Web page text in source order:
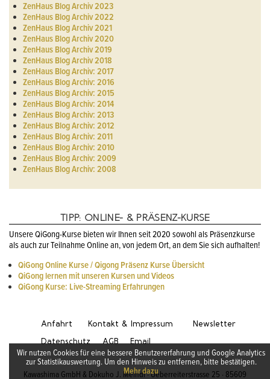
ZenHaus Blog Archiv 2023
ZenHaus Blog Archiv 2022
ZenHaus Blog Archiv 2021
ZenHaus Blog Archiv 2020
ZenHaus Blog Archiv 2019
ZenHaus Blog Archiv 2018
ZenHaus Blog Archiv: 2017
ZenHaus Blog Archiv: 2016
ZenHaus Blog Archiv: 2015
ZenHaus Blog Archiv: 2014
ZenHaus Blog Archiv: 2013
ZenHaus Blog Archiv: 2012
ZenHaus Blog Archiv: 2011
ZenHaus Blog Archiv: 2010
ZenHaus Blog Archiv: 2009
ZenHaus Blog Archiv: 2008
TIPP: ONLINE- & PRÄSENZ-KURSE
Unsere QiGong-Kurse bieten wir Ihnen seit 2020 sowohl als Präsenzkurse
als auch zur Teilnahme Online an, von jedem Ort, an dem Sie sich aufhalten!
QiGong Online Kurse / Qigong Präsenz Kurse Übersicht
QiGong lernen mit unseren Kursen und Videos
QiGong Kurse: Live-Streaming Erfahrungen
Anfahrt Kontakt & Impressum
Newsletter
Datenschutz
AGB Email
Kawashima GmbH & Dokuho J. Meindl · Ueberreiterstrasse 25 · 85609
Wir nutzen Cookies für eine bessere Benutzererfahrung und Google Analytics
zur Statistikauswertung. Um den Hinweis zu entfernen, bitte bestätigen.
Mehr dazu